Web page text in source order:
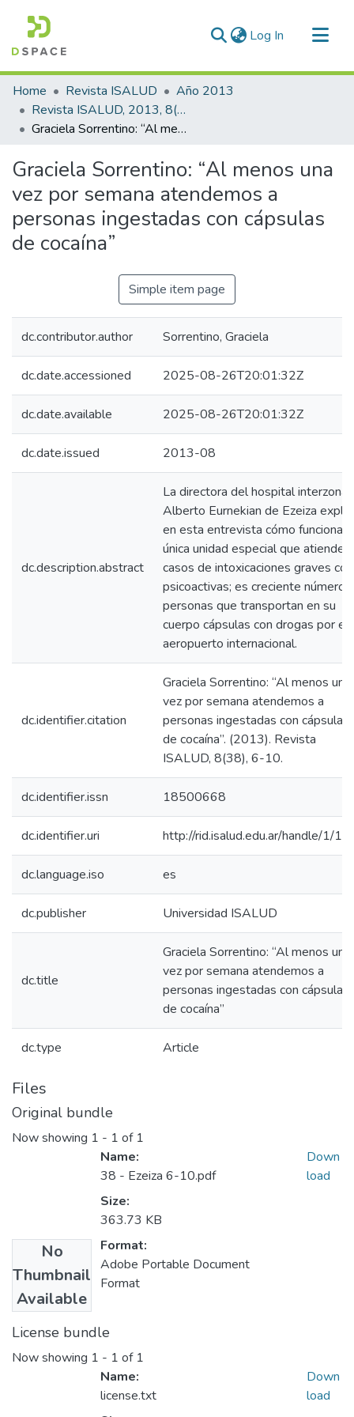
Log In (current)
Communities & Collections
All of DSpace
Statistics
Home Revista ISALUD
Año 2013
Revista ISALUD, 2013, 8(38)
Graciela Sorrentino: “Al menos una vez por semana atendemos a personas ingestadas con cápsulas de cocaína”
Graciela Sorrentino: “Al menos una
vez por semana atendemos a
personas ingestadas con cápsulas
de cocaína”
Simple item page
dc.contributor.author Sorrentino, Graciela
dc.date.accessioned 2025-08-26T20:01:32Z
dc.date.available 2025-08-26T20:01:32Z
dc.date.issued 2013-08
dc.description.abstract
La directora del hospital interzonal
Alberto Eurnekian de Ezeiza
en esta entrevista cómo funciona
única unidad especial que atiende
casos de intoxicaciones graves con
psicoactivas; es creciente número
personas que transportan en su
cuerpo cápsulas con drogas por el
aeropuerto internacional.
dc.identifier.citation
Graciela Sorrentino: “Al menos una
vez por semana atendemos a
personas ingestadas con cápsulas
de cocaína”. (2013). Revista
ISALUD, 8(38), 6-10.
dc.identifier.issn 18500668
dc.identifier.uri http://rid.isalud.edu.ar/handle/1/
dc.language.iso es
dc.publisher Universidad ISALUD
dc.title
Graciela Sorrentino: “Al menos una
vez por semana atendemos a
personas ingestadas con cápsulas
de cocaína”
dc.type Article
Files
Original bundle
Now showing 1 - 1 of 1
No
Thumbnail
Available
Name:
38 - Ezeiza 6-10.pdf
Size:
363.73 KB
Format:
Adobe Portable Document
Format
Down
load
License bundle
Now showing 1 - 1 of 1
Name:
license.txt
Down
load